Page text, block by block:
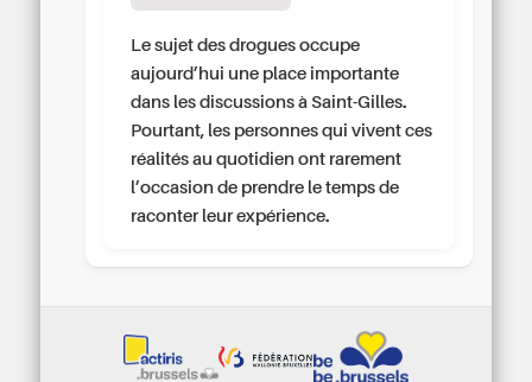
Le sujet des drogues occupe
aujourd’hui une place importante
dans les discussions à Saint-Gilles.
Pourtant, les personnes qui vivent ces
réalités au quotidien ont rarement
l’occasion de prendre le temps de
raconter leur expérience.